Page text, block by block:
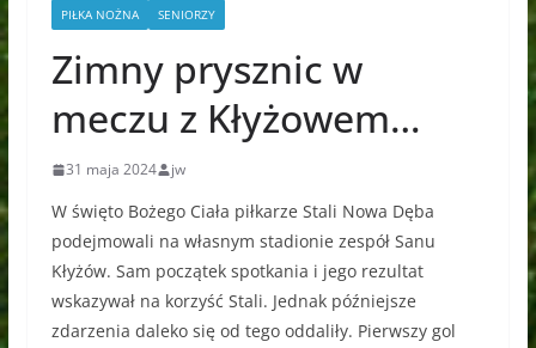
PIŁKA NOŻNA SENIORZY
Zimny prysznic w
meczu z Kłyżowem…
31 maja 2024 jw
W święto Bożego Ciała piłkarze Stali Nowa Dęba
podejmowali na własnym stadionie zespół Sanu
Kłyżów. Sam początek spotkania i jego rezultat
wskazywał na korzyść Stali. Jednak późniejsze
zdarzenia daleko się od tego oddaliły. Pierwszy gol